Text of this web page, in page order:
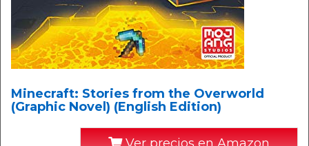
Minecraft: Stories from the Overworld
(Graphic Novel) (English Edition)